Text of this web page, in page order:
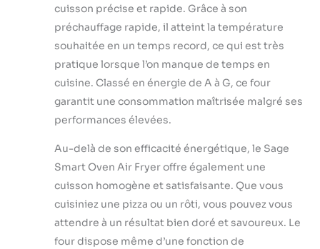
offre un flux d'air
extrême, idéal pour
les fritures à l'air libre
Écran LCD et éclairage
intérieur du four :
L'écran LCD permet
d'accéder facilement
intelligentes, en
indiquant la fin du
préchauffage et le
décompte du temps
de cuisson
cuisson précise et rapide. Grâce à son
préchauffage rapide, il atteint la température
souhaitée en un temps record, ce qui est très
pratique lorsque l’on manque de temps en
cuisine. Classé en énergie de A à G, ce four
garantit une consommation maîtrisée malgré ses
performances élevées.
Au-delà de son efficacité énergétique, le Sage
Smart Oven Air Fryer offre également une
cuisson homogène et satisfaisante. Que vous
cuisiniez une pizza ou un rôti, vous pouvez vous
attendre à un résultat bien doré et savoureux. Le
four dispose même d’une fonction de